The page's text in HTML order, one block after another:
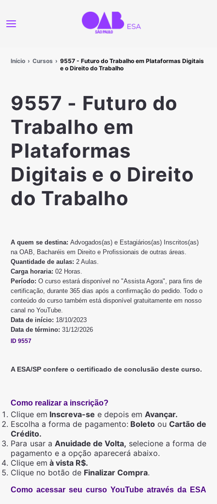
Início Cursos
9557 - Futuro do Trabalho em Plataformas Digitais
e o Direito do Trabalho
9557 - Futuro do
Trabalho em
Plataformas
Digitais e o Direito
do Trabalho
A quem se destina:Advogados(as) e Estagiários(as) Inscritos(as)
na OAB, Bacharéis em Direito e Profissionais de outras áreas.
Quantidade de aulas:2 Aulas.
Carga horaria:02 Horas.
Período:O curso estará disponível no "Assista Agora", para fins de
certificação, durante 365 dias após a confirmação do pedido. Todo o
conteúdo do curso também está disponível gratuitamente em nosso
canal no YouTube.
Data de início: 18/10/2023
Data de término:31/12/2026
ID 9557
A ESA/SP confere o certificado de conclusão deste curso.
Como realizar a inscrição?
Clique em Inscreva-se e depois emAvançar.
Escolha a forma de pagamento: Boletoou Cartão de
Crédito.
Para usar a Anuidade de Volta, selecione a forma de
pagamento e a opção aparecerá abaixo.
Clique em à vista R$.
Clique no botão de Finalizar Compra.
Como acessar seu curso YouTube através da ESA